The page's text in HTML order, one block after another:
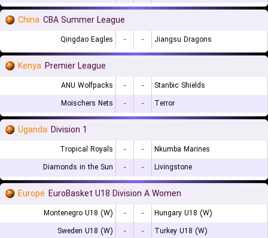
China CBA Summer League
Qingdao Eagles - - Jiangsu Dragons
Kenya Premier League
ANU Wolfpacks - -
Stanbic Shields
Moischers Nets
- - Terror
Uganda Division 1
Tropical Royals - -
Nkumba Marines
Diamonds in the Sun
- - Livingstone
Europe EuroBasket U18 Division A Women
Montenegro U18 (W) - -
Hungary U18 (W)
Sweden U18 (W)
- -
Turkey U18 (W)